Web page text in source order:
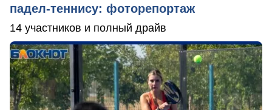
падел-теннису: фоторепортаж
14 участников и полный драйв